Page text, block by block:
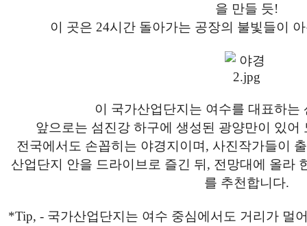
을 만들 듯!
이 곳은 24시간 돌아가는 공장의 불빛들이
이 국가산업단지는 여수를 대표하는
앞으로는 섬진강 하구에 생성된 광양만이 있어
전국에서도 손꼽히는 야경지이며, 사진작가들이
산업단지 안을 드라이브로 즐긴 뒤, 전망대에 올라
를 추천합니다.
*Tip, - 국가산업단지는 여수 중심에서도 거리가 멀